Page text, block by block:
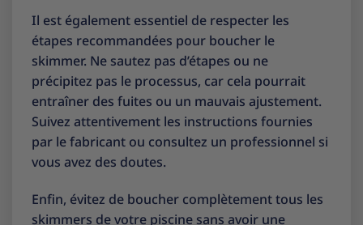
Il est également essentiel de respecter les
étapes recommandées pour boucher le
skimmer. Ne sautez pas d’étapes ou ne
précipitez pas le processus, car cela pourrait
entraîner des fuites ou un mauvais ajustement.
Suivez attentivement les instructions fournies
par le fabricant ou consultez un professionnel si
vous avez des doutes.
Enfin, évitez de boucher complètement tous les
skimmers de votre piscine sans avoir une